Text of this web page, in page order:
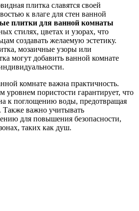
плитка славятся своей
к влаге для стен ванной
плитки для ванной комнаты
стилях, цветах и ​​узорах, что
создавать желаемую эстетику.
мозаичные узоры или
могут добавить ванной комнате
комнате важна практичность.
пористости гарантирует, что
к поглощению воды, предотвращая
Также важно учитывать
для повышения безопасности,
таких как душ.